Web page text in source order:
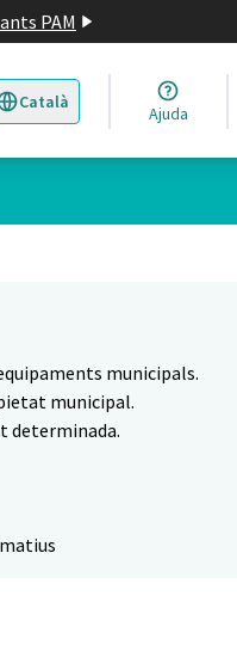
PAM
Català
Triar la llengua Elegir el idioma
Ajuda
municipals.
municipal.
determinada.